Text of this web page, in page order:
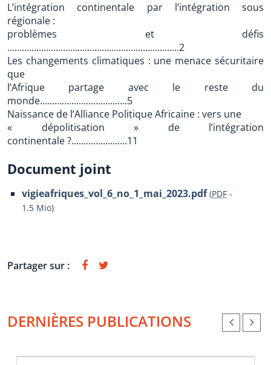
L’intégration continentale par l’intégration sous
régionale :
problèmes et défis
.......................................................................2
Les changements climatiques : une menace sécuritaire
que
l’Afrique partage avec le reste du
monde....................................5
Naissance de l’Alliance Politique Africaine : vers une
« dépolitisation » de l’intégration
continentale ?.......................11
Document joint
vigieafriques_vol_6_no_1_mai_2023.pdf (PDF -
1.5 Mio)
Partager sur :
DERNIÈRES PUBLICATIONS